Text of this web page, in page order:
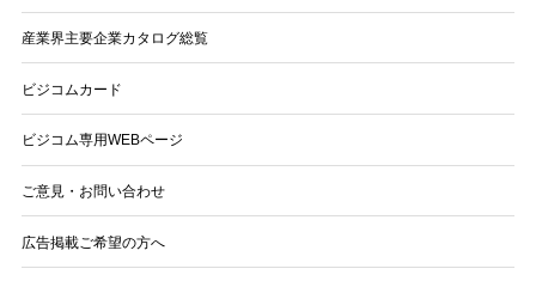
産業界主要企業カタログ総覧
ビジコムカード
ビジコム専用WEBページ
ご意見・お問い合わせ
広告掲載ご希望の方へ